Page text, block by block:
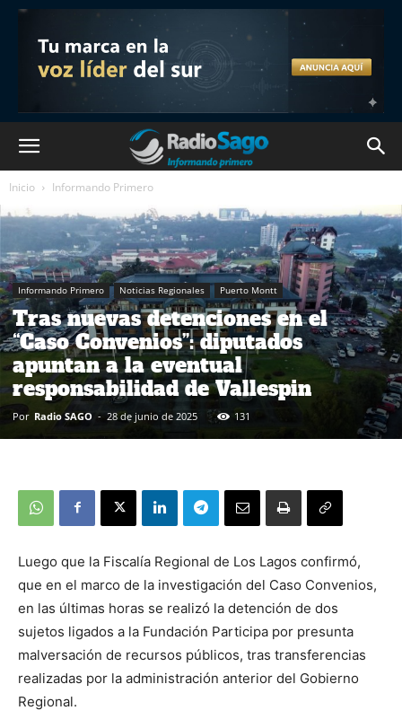
Inicio Informando Primero
Informando Primero Noticias Regionales Puerto Montt
Tras nuevas detenciones en el
“Caso Convenios”: diputados
apuntan a la eventual
responsabilidad de Vallespin
Por Radio SAGO - 28 de junio de 2025 131
Luego que la Fiscalía Regional de Los Lagos confirmó,
que en el marco de la investigación del Caso Convenios,
en las últimas horas se realizó la detención de dos
sujetos ligados a la Fundación Participa por presunta
malversación de recursos públicos, tras transferencias
realizadas por la administración anterior del Gobierno
Regional.